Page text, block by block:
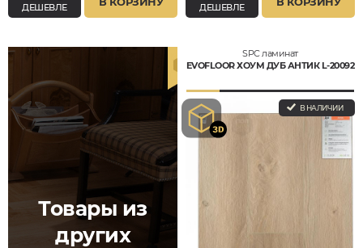
ДЕШЕВЛЕ
ДЕШЕВЛЕ
Товары из
других
SPC ламинат
EVOFLOOR ХОУМ ДУБ АНТИК L-20092
В НАЛИЧИИ